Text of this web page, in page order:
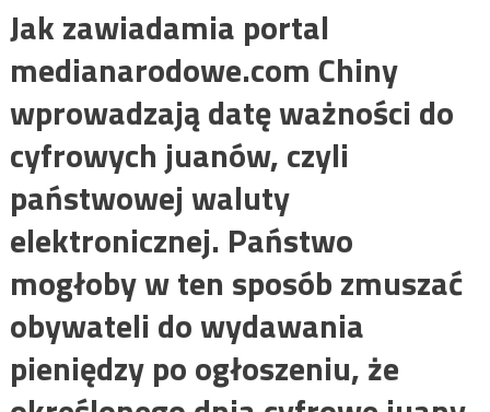
Jak zawiadamia portal
medianarodowe.com Chiny
wprowadzają datę ważności do
cyfrowych juanów, czyli
państwowej waluty
elektronicznej. Państwo
mogłoby w ten sposób zmuszać
obywateli do wydawania
pieniędzy po ogłoszeniu, że